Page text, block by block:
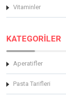
Vitaminler
KATEGORİLER
Aperatifler
Pasta Tarifleri